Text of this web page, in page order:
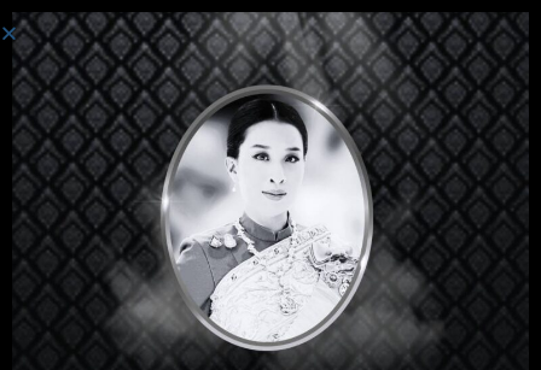
We are Under Maintenance.
Will be Back Soon!